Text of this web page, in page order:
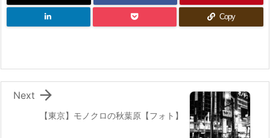
Copy
【東京】モノクロの秋葉原【フォト】

Next